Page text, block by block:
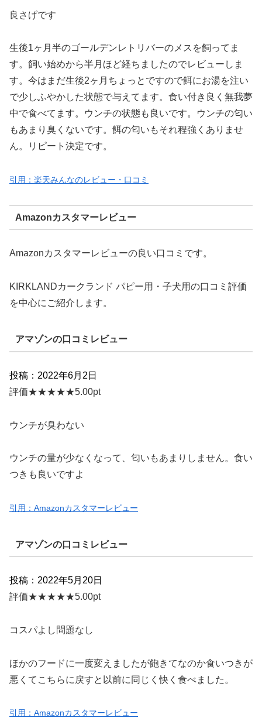
良さげです
生後1ヶ月半のゴールデンレトリバーのメスを飼ってま
す。飼い始めから半月ほど経ちましたのでレビューしま
す。今はまだ生後2ヶ月ちょっとですので餌にお湯を注い
で少しふやかした状態で与えてます。食い付き良く無我夢
中で食べてます。ウンチの状態も良いです。ウンチの匂い
もあまり臭くないです。餌の匂いもそれ程強くありませ
ん。リピート決定です。
引用：楽天みんなのレビュー・口コミ
Amazonカスタマーレビュー
Amazonカスタマーレビューの良い口コミです。
KIRKLANDカークランド パピー用・子犬用の口コミ評価
を中心にご紹介します。
アマゾンの口コミレビュー
投稿：2022年6月2日
評価★★★★★5.00pt
ウンチが臭わない
ウンチの量が少なくなって、匂いもあまりしません。食い
つきも良いですよ
引用：Amazonカスタマーレビュー
アマゾンの口コミレビュー
投稿：2022年5月20日
評価★★★★★5.00pt
コスパよし問題なし
ほかのフードに一度変えましたが飽きてなのか食いつきが
悪くてこちらに戻すと以前に同じく快く食べました。
引用：Amazonカスタマーレビュー